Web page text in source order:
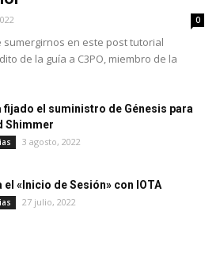
0
sumergirnos en este post tutorial
de la guía a C3PO, miembro de la
fijado el suministro de Génesis para
Shimmer
3 agosto, 2022
el «Inicio de Sesión» con IOTA
27 julio, 2022